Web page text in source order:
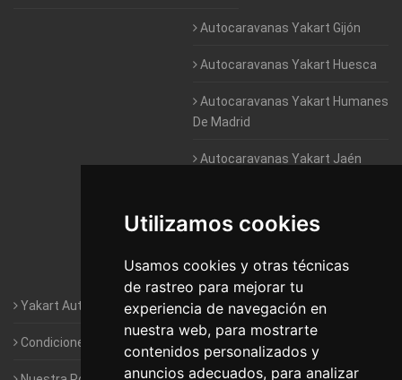
Utilizamos cookies
Usamos cookies y otras técnicas
de rastreo para mejorar tu
experiencia de navegación en
nuestra web, para mostrarte
contenidos personalizados y
anuncios adecuados, para analizar
Autocaravanas Yakart Gijón
Autocaravanas Yakart Huesca
Autocaravanas Yakart Humanes
De Madrid
Autocaravanas Yakart Jaén
Autocaravanas Yakart Valencia
Autocaravanas Yakart Vitoria
Yakart Autocaravanas · La empresa
Condiciones de Alquiler de Yakart